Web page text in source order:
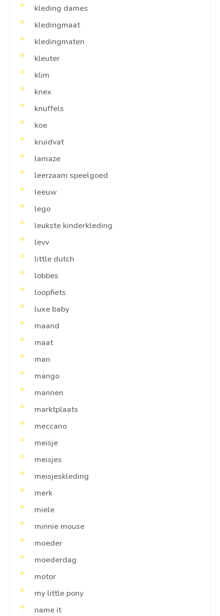
kleding dames
kledingmaat
kledingmaten
kleuter
klim
knex
knuffels
koe
kruidvat
lamaze
leerzaam speelgoed
leeuw
lego
leukste kinderkleding
levv
little dutch
lobbes
loopfiets
luxe baby
maand
maat
man
mango
mannen
marktplaats
meccano
meisje
meisjes
meisjeskleding
merk
miele
minnie mouse
moeder
moederdag
motor
my little pony
name it